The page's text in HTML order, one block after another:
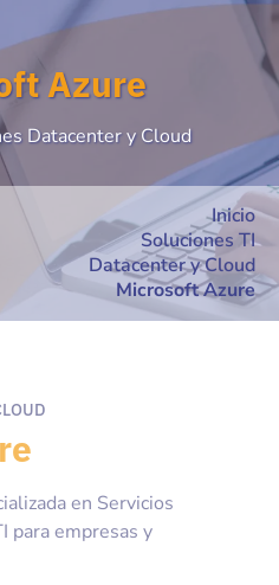
Azure
Datacenter y Cloud
Inicio
Soluciones TI
Datacenter y Cloud
Microsoft Azure
en Servicios
para empresas y